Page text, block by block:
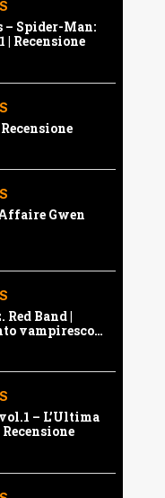
– Spider-Man:
| Recensione
Gwen
Red Band |
vampiresco
– L’Ultima